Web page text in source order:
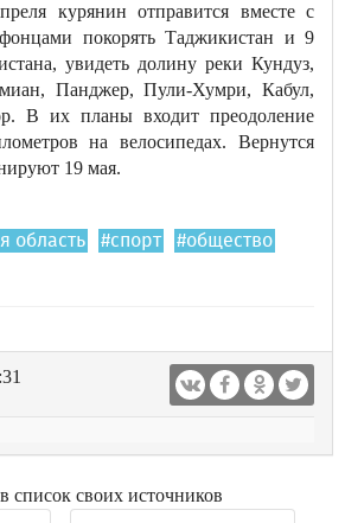
курянин отправится вместе с
покорять Таджикистан и 9
увидеть долину реки Кундуз,
Панджер, Пули-Хумри, Кабул,
В их планы входит преодоление
на велосипедах. Вернутся
19 мая.
область #спорт
#общество
список своих источников